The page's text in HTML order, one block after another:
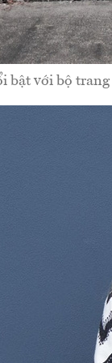
bật với bộ